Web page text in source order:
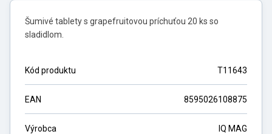
Šumivé tablety s grapefruitovou príchuťou 20 ks so
sladidlom.
Kód produktu T11643
EAN 8595026108875
Výrobca IQ MAG